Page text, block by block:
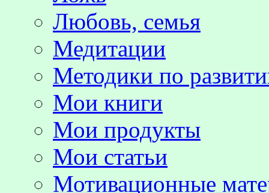
Любовь, семья
Медитации
Методики по
Мои книги
Мои продукты
Мои статьи
Мотивационные